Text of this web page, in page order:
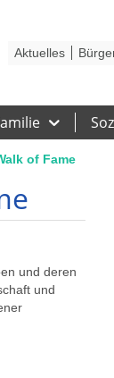
Aktuelles
of Fame
und deren
und